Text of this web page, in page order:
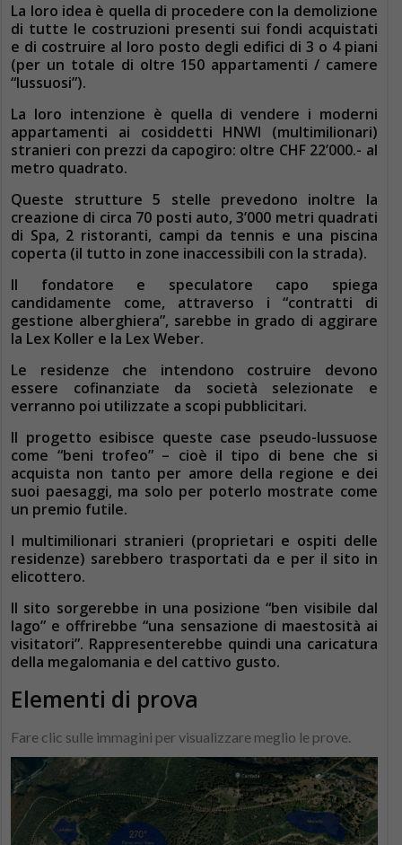
La loro idea è quella di procedere con la demolizione
di tutte le costruzioni presenti sui fondi acquistati
e di costruire al loro posto degli edifici di 3 o 4 piani
(per un totale di oltre 150 appartamenti / camere
“lussuosi”).
La loro intenzione è quella di vendere i moderni
appartamenti ai cosiddetti HNWI (multimilionari)
stranieri con prezzi da capogiro: oltre CHF 22’000.- al
metro quadrato.
Queste strutture 5 stelle prevedono inoltre la
creazione di circa 70 posti auto, 3’000 metri quadrati
di Spa, 2 ristoranti, campi da tennis e una piscina
coperta (il tutto in zone inaccessibili con la strada).
Il fondatore e speculatore capo spiega
candidamente come, attraverso i “contratti di
gestione alberghiera”, sarebbe in grado di aggirare
la Lex Koller e la Lex Weber.
Le residenze che intendono costruire devono
essere cofinanziate da società selezionate e
verranno poi utilizzate a scopi pubblicitari.
Il progetto esibisce queste case pseudo-lussuose
come “beni trofeo” – cioè il tipo di bene che si
acquista non tanto per amore della regione e dei
suoi paesaggi, ma solo per poterlo mostrate come
un premio futile.
I multimilionari stranieri (proprietari e ospiti delle
residenze) sarebbero trasportati da e per il sito in
elicottero.
Il sito sorgerebbe in una posizione “ben visibile dal
lago” e offrirebbe “una sensazione di maestosità ai
visitatori”. Rappresenterebbe quindi una caricatura
della megalomania e del cattivo gusto.
Elementi di prova
Fare clic sulle immagini per visualizzare meglio le prove.